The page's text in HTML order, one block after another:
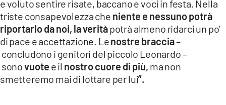
e voluto sentire risate, baccano e voci in festa. Nella
triste consapevolezza che niente e nessuno potrà
riportarlo da noi, la veritàpotrà almeno ridarci un po’
di pace e accettazione. Lenostre braccia–
concludono i genitori del piccolo Leonardo –
sonovuote e il nostro cuore di più, ma non
smetteremo mai di lottare per lui”.